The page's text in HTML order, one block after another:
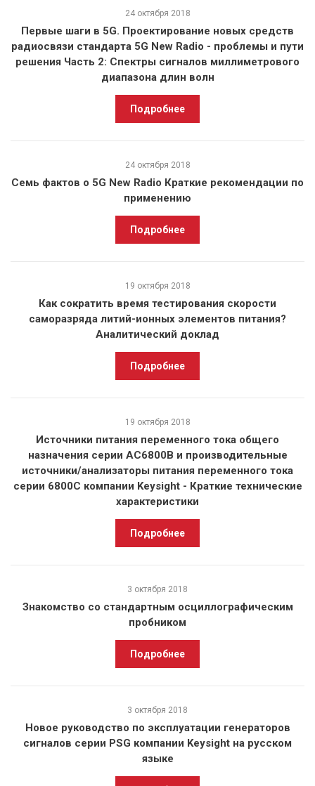
24 октября 2018
Первые шаги в 5G. Проектирование новых средств
радиосвязи стандарта 5G New Radio - проблемы и пути
решения Часть 2: Спектры сигналов миллиметрового
диапазона длин волн
Подробнее
24 октября 2018
Семь фактов о 5G New Radio Краткие рекомендации по
применению
Подробнее
19 октября 2018
Как сократить время тестирования скорости
саморазряда литий-ионных элементов питания?
Аналитический доклад
Подробнее
19 октября 2018
Источники питания переменного тока общего
назначения серии AC6800B и производительные
источники/анализаторы питания переменного тока
серии 6800C компании Keysight - Краткие технические
характеристики
Подробнее
3 октября 2018
Знакомство со стандартным осциллографическим
пробником
Подробнее
3 октября 2018
Новое руководство по эксплуатации генераторов
сигналов серии PSG компании Keysight на русском
языке